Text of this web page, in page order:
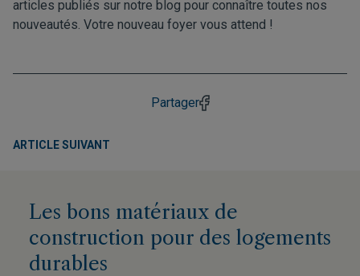
articles publiés sur notre blog pour connaître toutes nos
nouveautés. Votre nouveau foyer vous attend !
Partager
ARTICLE SUIVANT
Les bons matériaux de
construction pour des logements
durables